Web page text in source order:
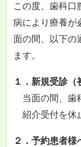
この度、歯科口
病により療養が
面の間、以下の
ます。
１．新規受診（
当面の間、歯
紹介受付を休
２．予約患者様